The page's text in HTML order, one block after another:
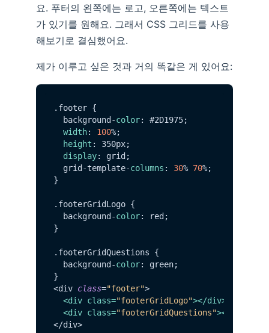
요. 푸터의 왼쪽에는 로고, 오른쪽에는 텍스트
가 있기를 원해요. 그래서 CSS 그리드를 사용
해보기로 결심했어요.
제가 이루고 싶은 것과 거의 똑같은 게 있어요:
. footer {
  background-
color: #2D1975;
width: 100%;
height : 350px;
display: grid;
  grid-template-
columns : 30% 70%;
}
. footerGridLogo {
  background-
color: red;
}
. footerGridQuestions {
  background-
color: green;
}
<div class="footer">
<div class="footerGridLogo"></div>
<div class="footerGridQuestions"></
</div>